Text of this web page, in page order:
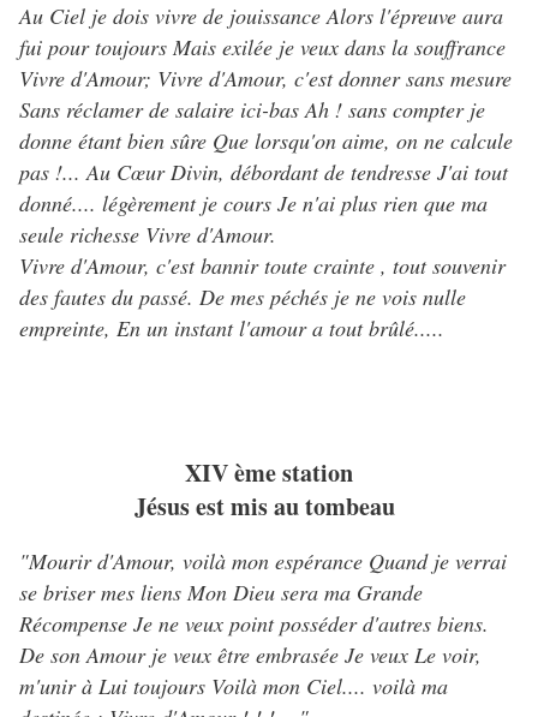
Au Ciel je dois vivre de jouissance Alors l'épreuve aura
fui pour toujours Mais exilée je veux dans la souffrance
Vivre d'Amour; Vivre d'Amour, c'est donner sans mesure
Sans réclamer de salaire ici-bas Ah ! sans compter je
donne étant bien sûre Que lorsqu'on aime, on ne calcule
pas !... Au Cœur Divin, débordant de tendresse J'ai tout
donné.... légèrement je cours Je n'ai plus rien que ma
seule richesse Vivre d'Amour.
Vivre d'Amour, c'est bannir toute crainte , tout souvenir
des fautes du passé. De mes péchés je ne vois nulle
empreinte, En un instant l'amour a tout brûlé.....
XIV ème station
Jésus est mis au tombeau
"Mourir d'Amour, voilà mon espérance Quand je verrai
se briser mes liens Mon Dieu sera ma Grande
Récompense Je ne veux point posséder d'autres biens.
De son Amour je veux être embrasée Je veux Le voir,
m'unir à Lui toujours Voilà mon Ciel.... voilà ma